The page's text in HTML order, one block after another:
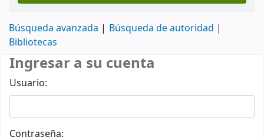
Búsqueda avanzada
Búsqueda de autoridad
Bibliotecas
Ingresar a su cuenta
Usuario:
Contraseña: